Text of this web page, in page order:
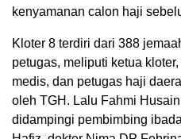
kenyamanan calon haji
Kloter 8 terdiri dari 388
petugas, meliputi ketua
medis, dan petugas haji
oleh TGH. Lalu Fahmi
didampingi pembimbing